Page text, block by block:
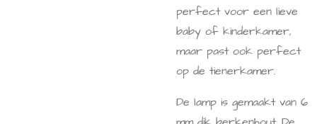
perfect voor een lieve
baby of kinderkamer,
maar past ook perfect
op de tienerkamer.
De lamp is gemaakt van 6